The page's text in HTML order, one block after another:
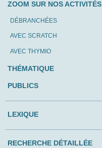
ZOOM SUR NOS ACTIVITÉS
DÉBRANCHÉES
AVEC SCRATCH
AVEC THYMIO
THÉMATIQUE
PUBLICS
LEXIQUE
RECHERCHE DÉTAILLÉE